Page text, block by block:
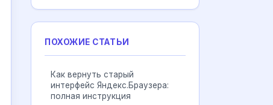
ПОХОЖИЕ СТАТЬИ
Как вернуть старый
интерфейс Яндекс.Браузера:
полная инструкция